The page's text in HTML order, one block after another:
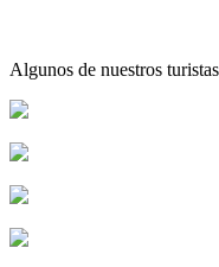
Algunos de nuestros